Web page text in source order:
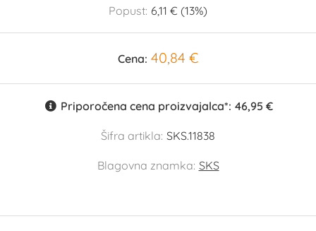
Popust: 6,11 € (13%)
Cena: 40,84 €
Priporočena cena proizvajalca*: 46,95 €
Šifra artikla: SKS.11838
Blagovna znamka: SKS